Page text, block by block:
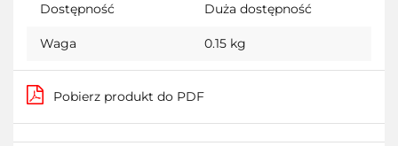
Dostępność Duża dostępność
Waga 0.15 kg
Pobierz produkt do PDF